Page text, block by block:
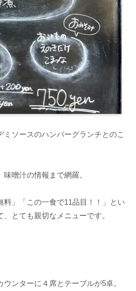
ソースのハンバーグランチとのこ
噌汁の情報まで網羅。
料」「この一食で11品目！！」とい
とても親切なメニューです。
ンターに４席とテーブルが5卓。